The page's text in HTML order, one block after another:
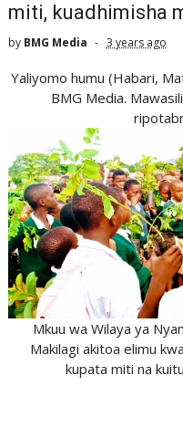
miti, kuadhimisha
by BMG Media 3 years ago
Yaliyomo humu (Habari,
BMG Media.
Mkuu wa Wilaya ya
Makilagi akitoa elimu
kupata miti na